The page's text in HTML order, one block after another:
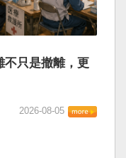
不只是撤離，更
2026-08-05